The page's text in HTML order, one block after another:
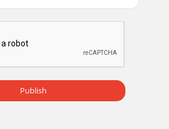
Publish